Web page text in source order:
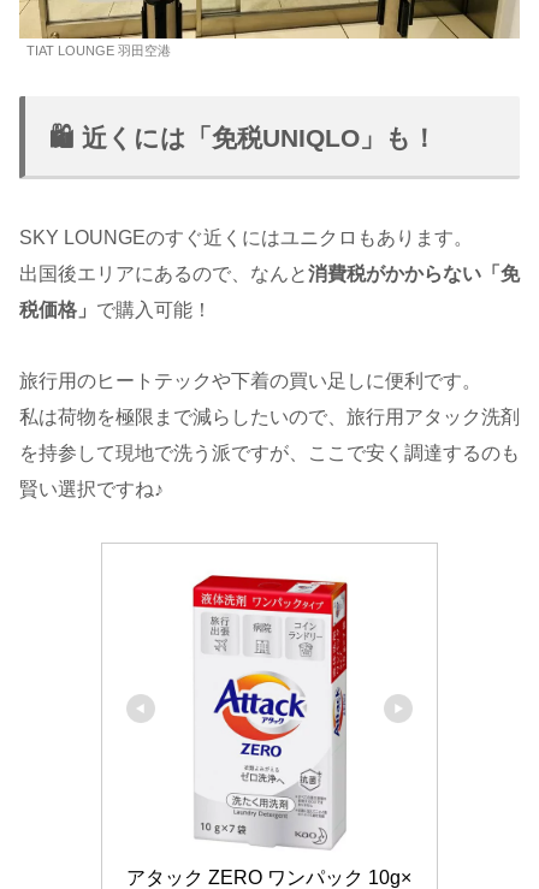
TIAT LOUNGE 羽田空港
🛍️ 近くには「免税UNIQLO」も！
SKY LOUNGEのすぐ近くにはユニクロもあります。
出国後エリアにあるので、なんと消費税がかからない「免
税価格」 で購入可能！
旅行用のヒートテックや下着の買い足しに便利です。
私は荷物を極限まで減らしたいので、旅行用アタック洗剤
を持参して現地で洗う派ですが、ここで安く調達するのも
賢い選択ですね♪
アタック ZERO ワンパック 10g×